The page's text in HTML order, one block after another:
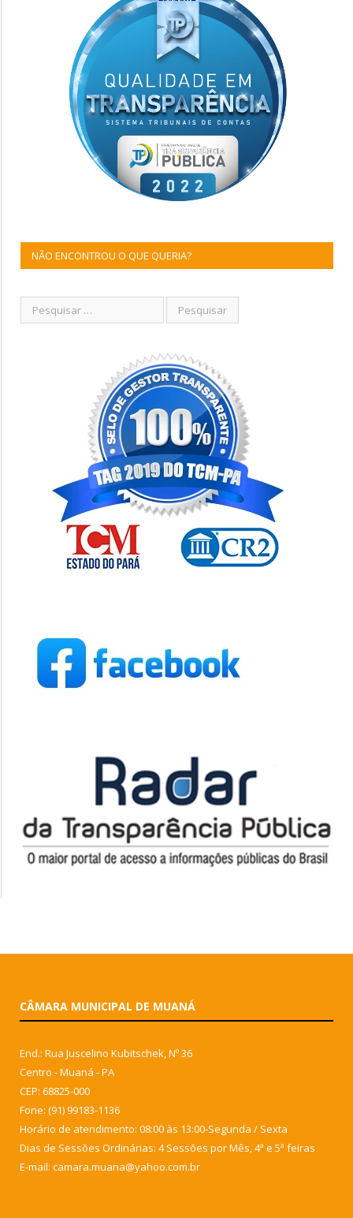
NÃO ENCONTROU O QUE QUERIA?
CÂMARA MUNICIPAL DE MUANÁ
End.: Rua Juscelino Kubitschek, Nº 36
Centro - Muaná - PA
CEP: 68825-000
Fone: (91) 99183-1136
Horário de atendimento: 08:00 às 13:00-Segunda / Sexta
Dias de Sessões Ordinárias: 4 Sessões por Mês, 4ª e 5ª feiras
E-mail: camara.muana@yahoo.com.br